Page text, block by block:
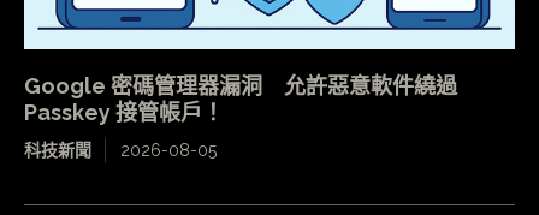
Google 密碼管理器漏洞 允許惡意軟件繞過
Passkey 接管帳戶！
科技新聞 2026-08-05